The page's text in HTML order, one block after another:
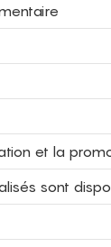
et la
sont